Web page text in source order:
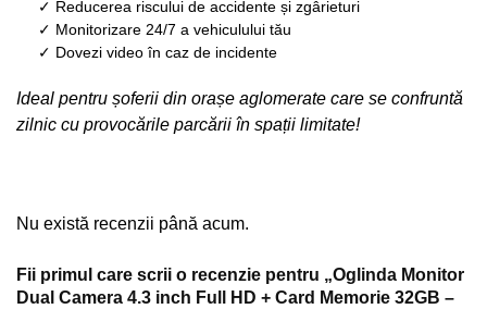
✓ Reducerea riscului de accidente și zgârieturi
✓ Monitorizare 24/7 a vehiculului tău
✓ Dovezi video în caz de incidente
Ideal pentru șoferii din orașe aglomerate care se confruntă
zilnic cu provocările parcării în spații limitate!
Nu există recenzii până acum.
Fii primul care scrii o recenzie pentru „Oglinda Monitor
Dual Camera 4.3 inch Full HD + Card Memorie 32GB –